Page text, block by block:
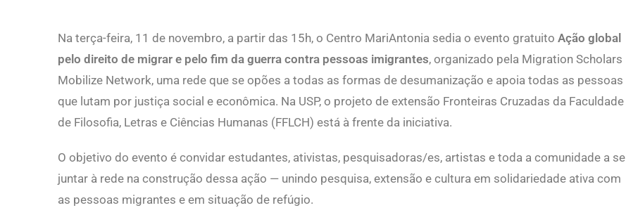
Na terça-feira, 11 de novembro, a partir das 15h, o Centro MariAntonia sedia o evento gratuito Ação global
pelo direito de migrar e pelo fim da guerra contra pessoas imigrantes, organizado pela Migration Scholars
Mobilize Network, uma rede que se opões a todas as formas de desumanização e apoia todas as pessoas
que lutam por justiça social e econômica. Na USP, o projeto de extensão Fronteiras Cruzadas da Faculdade
de Filosofia, Letras e Ciências Humanas (FFLCH) está à frente da iniciativa.
O objetivo do evento é convidar estudantes, ativistas, pesquisadoras/es, artistas e toda a comunidade a se
juntar à rede na construção dessa ação — unindo pesquisa, extensão e cultura em solidariedade ativa com
as pessoas migrantes e em situação de refúgio.